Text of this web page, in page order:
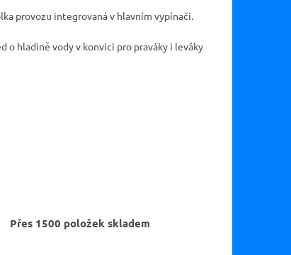
provozu integrovaná v hlavním vypínači.
o hladině vody v konvici pro praváky i leváky
Přes 1500 položek skladem